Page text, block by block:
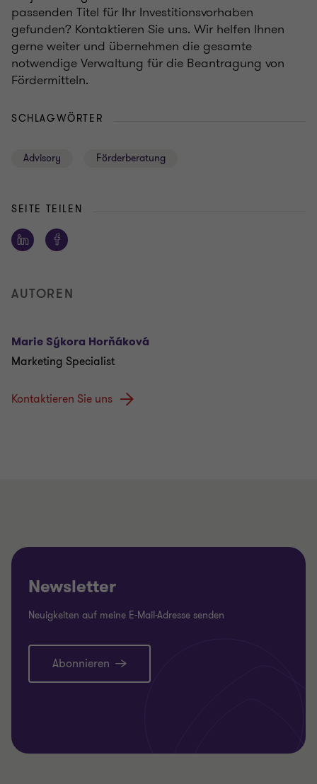
passenden Titel für Ihr Investitionsvorhaben
gefunden? Kontaktieren Sie uns. Wir helfen Ihnen
gerne weiter und übernehmen die gesamte
notwendige Verwaltung für die Beantragung von
Fördermitteln.
SCHLAGWÖRTER
Advisory Förderberatung
SEITE TEILEN
AUTOREN
Marie Sýkora Horňáková
Marketing Specialist
Kontaktieren Sie uns
Newsletter
Neuigkeiten auf meine E-Mail-Adresse senden
Abonnieren